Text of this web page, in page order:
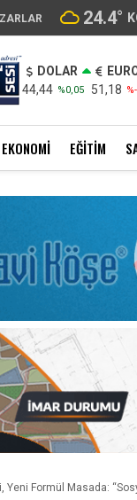
24.4°
DOLAR
44,44 %0,05
51,18
EKONOMI EĞITIM
Yeni Formül Masada: